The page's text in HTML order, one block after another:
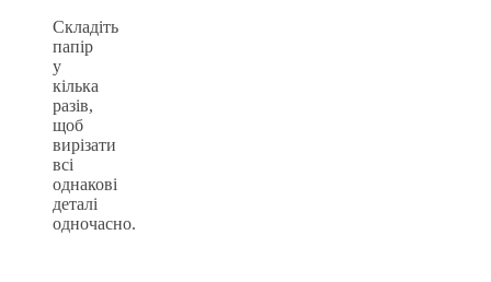
Складіть
папір
у
кілька
разів,
щоб
вирізати
всі
однакові
деталі
одночасно.